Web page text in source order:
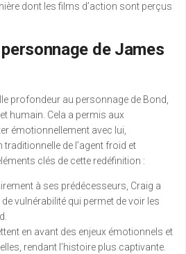
dont les films d’action sont perçus
de James
profondeur au personnage de Bond,
humain. Cela a permis aux
émotionnellement avec lui,
de l’agent froid et
clés de cette redéfinition :
à ses prédécesseurs, Craig a
vulnérabilité qui permet de voir les
en avant des enjeux émotionnels et
rendant l’histoire plus captivante.